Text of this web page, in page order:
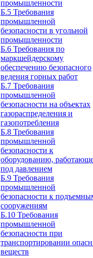
промышленности
Б.5 Требования
промышленной
безопасности в угольной
промышленности
Б.6 Требования по
маркшейдерскому
обеспечению безопасного
ведения горных работ
Б.7 Требования
промышленной
безопасности на объектах
газораспределения и
газопотребления
Б.8 Требования
промышленной
безопасности к
оборудованию,
под давлением
Б.9 Требования
промышленной
безопасности к
сооружениям
Б.10 Требования
промышленной
безопасности при
транспортировании
веществ